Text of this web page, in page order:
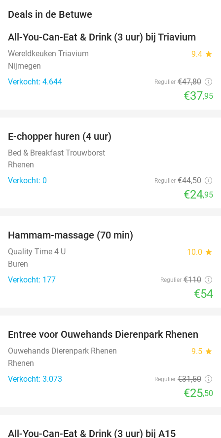
Deals in de Betuwe
21%
All-You-Can-Eat & Drink (3 uur) bij Triavium
Wereldkeuken Triavium 9.4 star
Nijmegen
Verkocht: 4.644
Regulier €47,80
€37,95
NEW
TODAY
E-chopper huren (4 uur)
Bed & Breakfast Trouwborst
Rhenen
Verkocht: 0
Regulier €44,50
€24,95
Hammam-massage (70 min)
Quality Time 4 U 10.0 star
Buren
Verkocht: 177
Regulier €110
€54
19%
Entree voor Ouwehands Dierenpark Rhenen
Ouwehands Dierenpark Rhenen 9.5 star
Rhenen
Verkocht: 3.073
Regulier €31,50
€25,50
All-You-Can-Eat & Drink (3 uur) bij A15